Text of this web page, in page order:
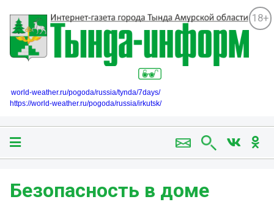
18+
world-weather.ru/pogoda/russia/tynda/7days/
https://world-weather.ru/pogoda/russia/irkutsk/
Безопасность в доме